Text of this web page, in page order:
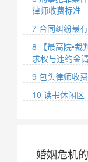
律师收费标准
7 合同纠纷最
8 【最高院•裁
求权与违约金
9 包头律师收
10 读书休闲区
婚姻危机